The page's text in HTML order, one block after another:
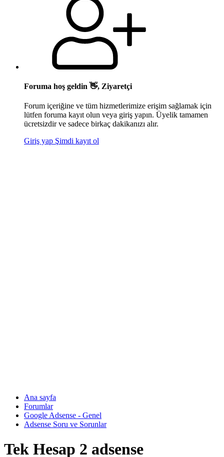
Foruma hoş geldin 👋, Ziyaretçi
Forum içeriğine ve tüm hizmetlerimize erişim sağlamak için
lütfen foruma kayıt olun veya giriş yapın. Üyelik tamamen
ücretsizdir ve sadece birkaç dakikanızı alır.
Giriş yap Şimdi kayıt ol
Ana sayfa
Forumlar
Google Adsense - Genel
Adsense Soru ve Sorunlar
Tek Hesap 2 adsense